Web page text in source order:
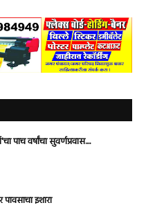
वर्षांचा सुवर्णप्रवास....
इशारा